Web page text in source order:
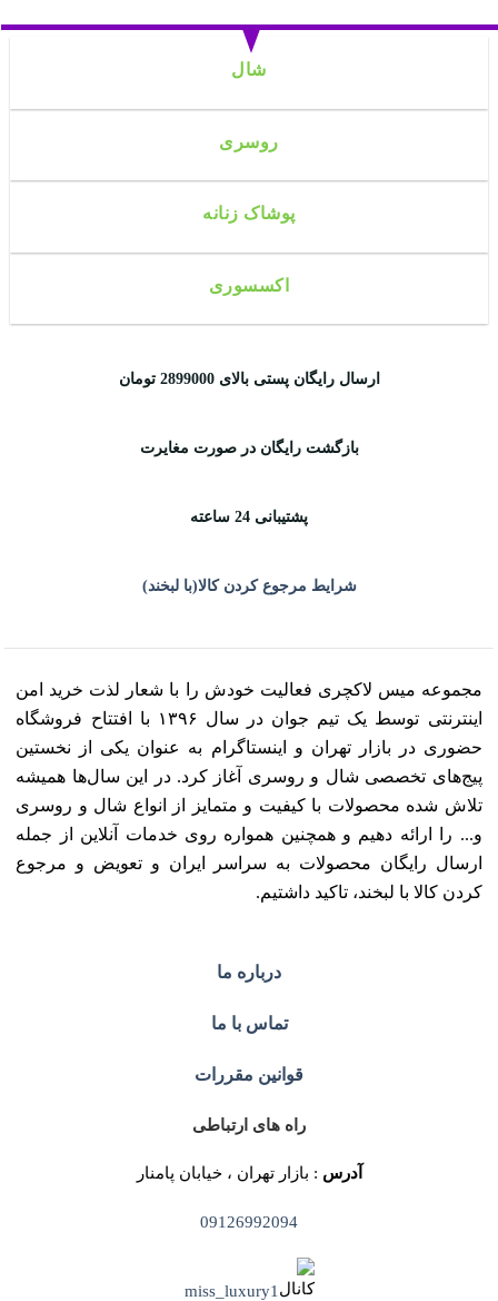
شال
روسری
پوشاک زنانه
اکسسوری
ارسال رایگان پستی بالای 2899000 تومان
بازگشت رایگان در صورت مغایرت
پشتیبانی 24 ساعته
شرایط مرجوع کردن کالا(با لبخند)
مجموعه میس لاکچری فعالیت خودش را با شعار لذت خرید امن
اینترنتی توسط یک تیم جوان در سال ۱۳۹۶ با افتتاح فروشگاه
حضوری در بازار تهران و اینستاگرام به عنوان یکی از نخستین
پیج‌های تخصصی شال و روسری آغاز کرد. در این سال‌ها همیشه
تلاش شده محصولات با کیفیت و متمایز از انواع شال و روسری
و... را ارائه دهیم و همچنین همواره روی خدمات آنلاین از جمله
ارسال رایگان محصولات به سراسر ایران و تعویض و مرجوع
کردن کالا با لبخند، تاکید داشتیم.
درباره ما
تماس با ما
قوانین مقررات
راه های ارتباطی
آدرس : بازار تهران ، خیابان پامنار
09126992094
miss_luxury1